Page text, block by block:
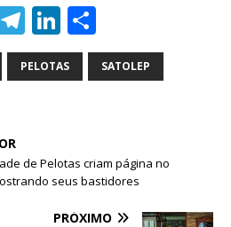
T
el
e
m
Li
n
k
n
h
ar
PELOTAS SATOLEP
de Pelotas criam página no
seus bastidores
PRÓXIMO